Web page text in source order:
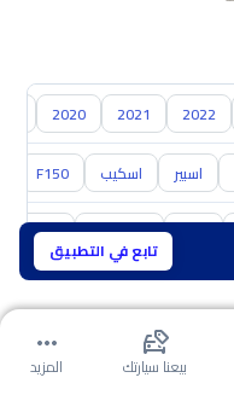
تابع في التطبيق
2022
2021
2020
اسبير اسكيب F150
سوزوكي هافال
بيعنا سيارتك المزيد